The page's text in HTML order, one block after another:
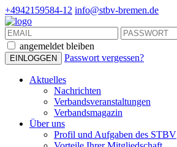
+4942159584-12 info@stbv-bremen.de
angemeldet bleiben
Passwort vergessen?
Aktuelles
Nachrichten
Verbandsveranstaltungen
Verbandsmagazin
Über uns
Profil und Aufgaben des STBV